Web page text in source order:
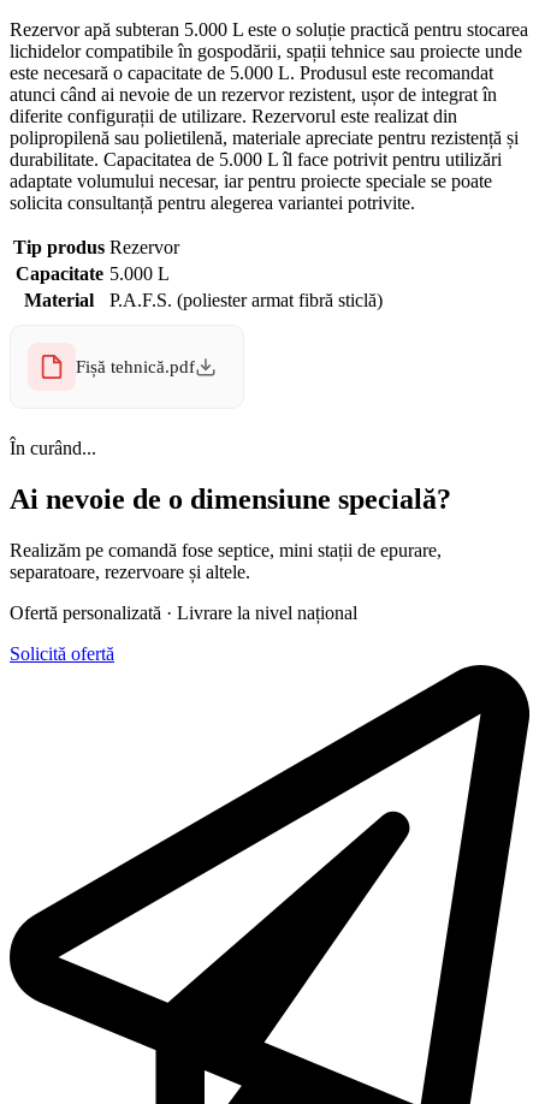
Rezervor apă subteran 5.000 L este o soluție practică pentru stocarea
lichidelor compatibile în gospodării, spații tehnice sau proiecte unde
este necesară o capacitate de 5.000 L. Produsul este recomandat
atunci când ai nevoie de un rezervor rezistent, ușor de integrat în
diferite configurații de utilizare. Rezervorul este realizat din
polipropilenă sau polietilenă, materiale apreciate pentru rezistență și
durabilitate. Capacitatea de 5.000 L îl face potrivit pentru utilizări
adaptate volumului necesar, iar pentru proiecte speciale se poate
solicita consultanță pentru alegerea variantei potrivite.
Tip produs Rezervor
Capacitate 5.000 L
Material
P.A.F.S. (poliester armat fibră sticlă)
Fișă tehnică.pdf
În curând...
Ai nevoie de o dimensiune specială?
Realizăm pe comandă fose septice, mini stații de epurare,
separatoare, rezervoare și altele.
Ofertă personalizată · Livrare la nivel național
Solicită ofertă